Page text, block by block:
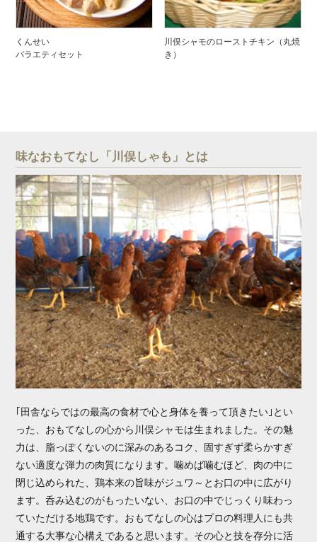
くんせい
バラエティセット
川俣シャモのローストチキン（丸焼
き）
味なおもてなし「川俣しゃも」とは
｢田舎ならではの最高の食材で心と身体を養って頂きたい｣とい
った、おもてなしの心から川俣シャモは生まれました。その魅
力は、脂っぽくないのに深みのあるコク、固すぎず柔らかすぎ
ない適度な弾力の肉質になります。噛めば噛むほど、肉の中に
閉じ込められた、鶏本来の旨味がジュワ～とお口の中に広がり
ます。呑み込むのがもったいない、お口の中でじっくり味わっ
ていただける地鶏です。おもてなしの心はプロの料理人にも共
通する大事な心構えであると思います。その心と技を存分に活